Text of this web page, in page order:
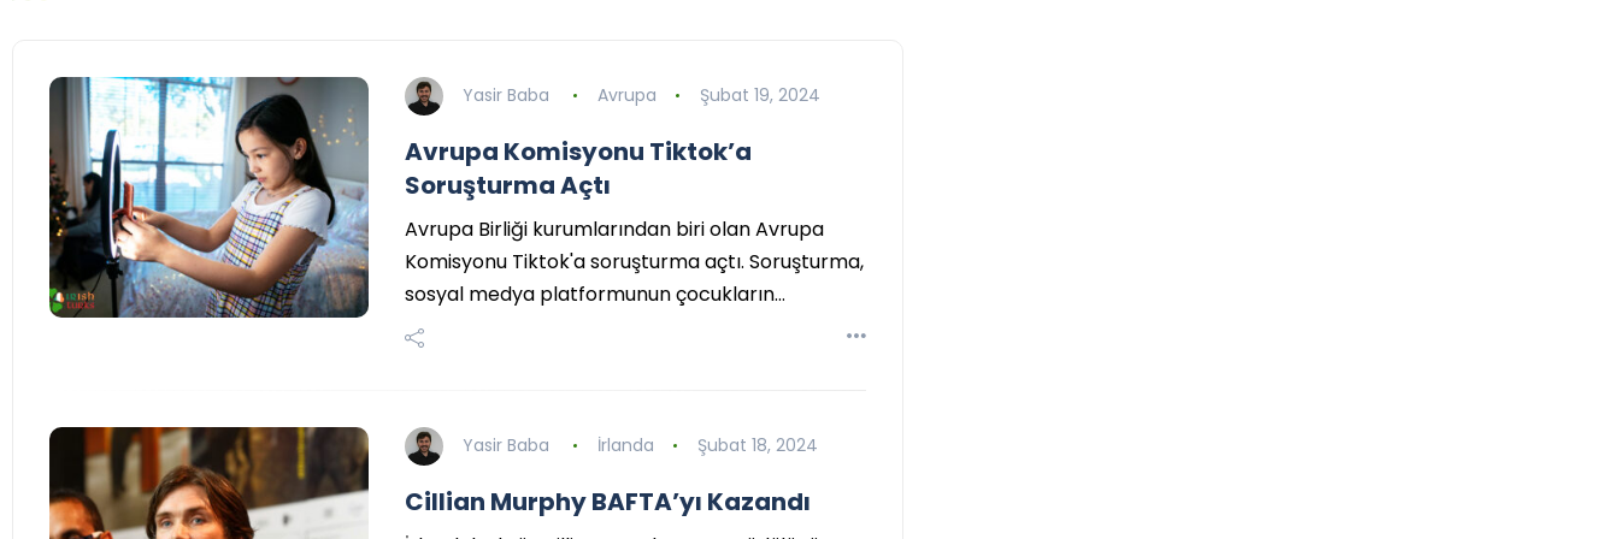
Yasir Baba Avrupa Şubat 19, 2024
Avrupa Komisyonu Tiktok’a
Soruşturma Açtı
Avrupa Birliği kurumlarından biri olan Avrupa
Komisyonu Tiktok'a soruşturma açtı. Soruşturma,
sosyal medya platformunun çocukların…
Yasir Baba İrlanda Şubat 18, 2024
Cillian Murphy BAFTA’yı Kazandı